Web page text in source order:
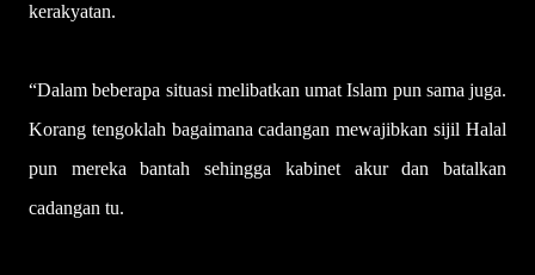
kerakyatan.
“Dalam beberapa situasi melibatkan umat Islam pun sama juga.
Korang tengoklah bagaimana cadangan mewajibkan sijil Halal
pun mereka bantah sehingga kabinet akur dan batalkan
cadangan tu.